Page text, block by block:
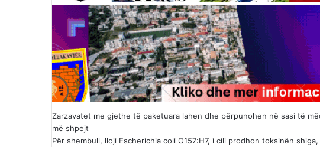
Zarzavatet me gjethe të paketuara lahen dhe përpunohen në sasi të
më shpejt
Për shembull, lloji Escherichia coli O157:H7, i cili prodhon toksinën